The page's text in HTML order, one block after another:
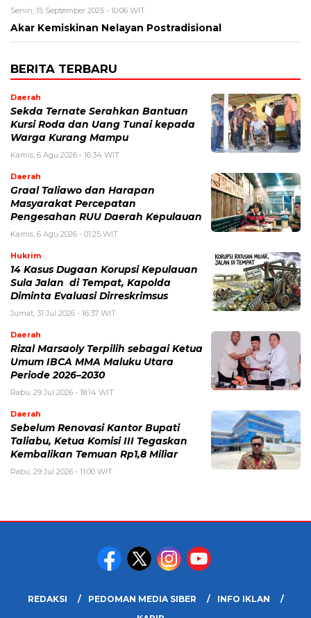
Senin, 15 September 2025 - 10:06 WIT
Akar Kemiskinan Nelayan Postradisional
BERITA TERBARU
Daerah
Sekda Ternate Serahkan Bantuan
Kursi Roda dan Uang Tunai kepada
Warga Kurang Mampu
Kamis, 6 Agu 2026 - 16:34 WIT
Daerah
Graal Taliawo dan Harapan
Masyarakat Percepatan
Pengesahan RUU Daerah Kepulauan
Kamis, 6 Agu 2026 - 01:25 WIT
Hukrim
14 Kasus Dugaan Korupsi Kepulauan
Sula Jalan di Tempat, Kapolda
Diminta Evaluasi Dirreskrimsus
Jumat, 31 Jul 2026 - 16:37 WIT
Daerah
Rizal Marsaoly Terpilih sebagai Ketua
Umum IBCA MMA Maluku Utara
Periode 2026–2030
Rabu, 29 Jul 2026 - 18:14 WIT
Daerah
Sebelum Renovasi Kantor Bupati
Taliabu, Ketua Komisi III Tegaskan
Kembalikan Temuan Rp1,8 Miliar
Rabu, 29 Jul 2026 - 11:00 WIT
REDAKSI PEDOMAN MEDIA SIBER
INFO IKLAN